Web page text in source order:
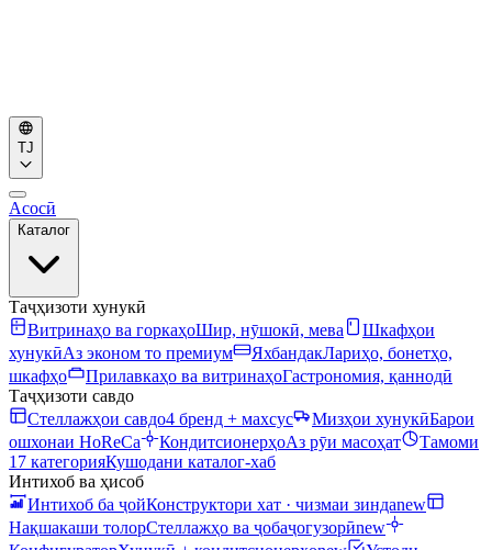
TJ
Асосӣ
Каталог
Таҷҳизоти хунукӣ
Витринаҳо ва горкаҳоШир, нӯшокӣ, мева
Шкафҳои
хунукӣАз эконом то премиум ЯхбандакЛариҳо, бонетҳо,
шкафҳо
Прилавкаҳо ва витринаҳоГастрономия, қаннодӣ
Таҷҳизоти савдо
Стеллажҳои савдо4 бренд + махсус Мизҳои хунукӣБарои
ошхонаи HoReCa
КондитсионерҳоАз рӯи масоҳат
Тамоми
17 категорияКушодани каталог-хаб
Интихоб ва ҳисоб
Интихоб ба ҷойКонструктори хат · чизмаи зиндаnew
Нақшакаши толорСтеллажҳо ва ҷобаҷогузорӣnew